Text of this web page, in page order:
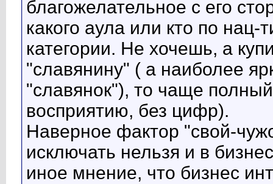
благожелательное с его
какого аула или кто по
категории. Не хочешь, а
"славянину" ( а наиболее
"славянок"), то чаще полный
восприятию, без цифр).
Наверное фактор "свой-
исключать нельзя и в
иное мнение, что бизнес